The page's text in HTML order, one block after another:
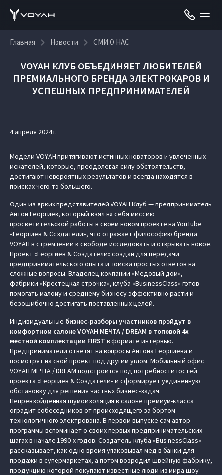
Главная Новости СМИ О НАС
VOYAH КЛУБ ОБЪЕДИНЯЕТ ЛЮБИТЕЛЕЙ
ПРЕМИАЛЬНОГО БРЕНДА ЭЛЕКТРОКАРОВ И
УСПЕШНЫХ ПРЕДПРИНИМАТЕЛЕЙ
4 апреля 2024 г.
Модели VOYAH притягивают истинных новаторов и увлеченных
искателей, которые, преодолевая силу обстоятельств,
достигают невероятных результатов и всегда находятся в
поисках чего-то большего.
Один из ярких представителей VOYAH Клуб — предприниматель
Антон Георгиев, который взял на себя миссию
просветительской работы в своем новом проекте на YouTube
«Георгиев & Создатели», что отражает философию бренда
VOYAH в стремлении к свободе исследовать и открывать новое.
Проект «Георгиев & Создатели» создан для передачи
предпринимательского опыта и поиска простых ответов на
сложные вопросы. Владелец компании «Медовый дом»,
фабрики «Крестецкая строчка», клуба «BusinessClass» готов
помогать малому и среднему бизнесу эффективно расти и
безошибочно достигать поставленных целей.
Индивидуальные бизнес-разборы участников пройдут в
комфортном салоне VOYAH МЕЧТА / DREAM в топовой 4х
местной комплектации FIRST в формате интервью.
Предприниматели ответят на вопросы Антона Георгиева и
посмотрят на свой проект под другим углом. Мобильный офис
VOYAH МЕЧТА / DREAM подстроится под потребности гостей
проекта «Георгиев & Создатели» и сформирует уединенную
обстановку для решения частных бизнес-задач.
Непревзойденная шумоизоляция в салоне премиум-класса
оградит собеседников от происходящего за бортом
технологичного электровэна. В первом выпуске сам автор
программы вспоминает о своих первых предпринимательских
шагах в начале 1990-х годов. Создатель клуба «BusinessClass»
рассказывает, как одно время упаковывал мед в банки для
продажи в супермаркетах, а потом возродил швейную фабрику,
продукцию которой покупают известные люди из мира шоу-